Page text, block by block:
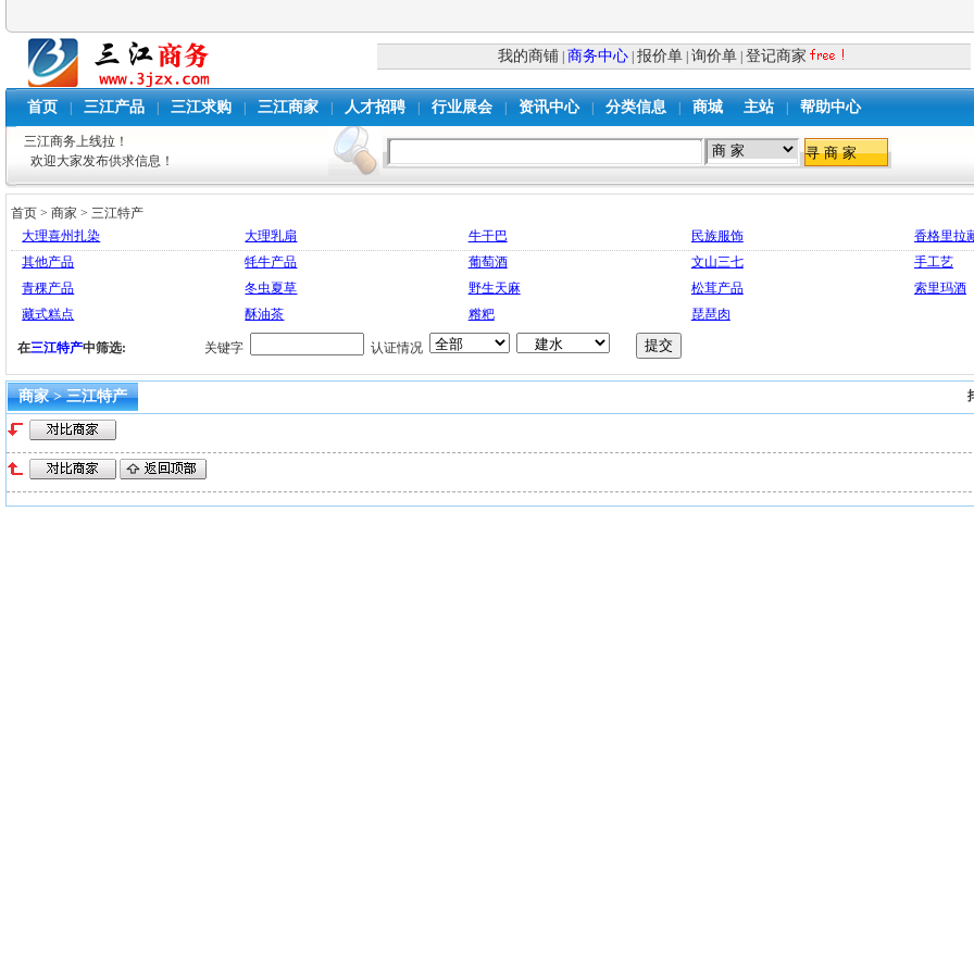
我的商铺 商务中心 报价单 询价单 登记商家
首页 三江产品 三江求购 三江商家 人才招聘 行业展会 资讯中心 分类信息 商城 主站 帮助中心
三江商务上线拉！
欢迎大家发布供求信息！
首页 >商家 >三江特产
大理喜州扎染
大理乳扇 牛干巴 民族服饰
香格里拉
其他产品
牦牛产品 葡萄酒 文山三七
手工艺
青稞产品
冬虫夏草 野生天麻 松茸产品
索里玛酒
藏式糕点
酥油茶 糌粑 琵琶肉
在三江特产中筛选: 关键字 认证情况
商家 > 三江特产